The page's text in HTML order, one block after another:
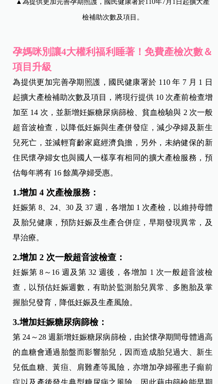
▲為提供更加完善孕期照護，國民健康署於110年7月1日起擴大產
檢補助次數及項目。
孕媽咪別讓4大權利福利睡著！免費產檢次數＆
項目升級
為提供更加完善孕期照護，國民健康署於 110 年 7 月 1 日
起擴大產檢補助次數及項目，將現行提供 10 次產前檢查增
加至 14 次，並新增妊娠糖尿病篩檢、貧血檢驗與 2 次一般
超音波檢查，以降低妊娠與生產併發症，減少孕婦及新生
兒死亡，並減輕育齡家庭經濟負擔，另外，未納健保的新
住民懷孕婦女也與國人一樣享有相同的擴大產檢服務，預
估每年將有 16 餘萬孕婦受惠。
1.增加 4 次產檢服務：
妊娠第 8、24、30 及 37 週，各增加 1 次產檢，以維持母體
及胎兒健康，預防妊娠及生產合併症，早期發現異常，及
早治療。
2.增加 2 次一般超音波檢查：
妊娠第 8～16 週及第 32 週後，各增加 1 次一般超音波檢
查，以預估妊娠週數，有助於監測胎兒異常、多胞胎及掌
握胎兒發育，降低妊娠及生產風險。
3.增加妊娠糖尿病篩檢：
第 24～28 週新增妊娠糖尿病篩檢，由於懷孕期間母體過高
的血糖會通過胎盤而影響胎兒，因而造成胎兒過大、新生
兒低血糖、黃疸、肩難產等風險，亦增加孕婦罹患子癲前